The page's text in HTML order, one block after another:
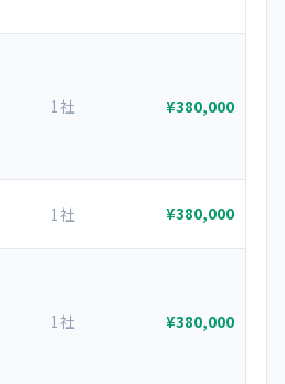
1社 ¥380,000
1社 ¥380,000
1社 ¥380,000